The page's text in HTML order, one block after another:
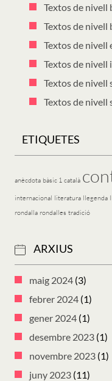
Textos de nivell
Textos de nivell
Textos de nivell
Textos de nivell
Textos de nivell
Textos de nivell
ETIQUETES
anècdota bàsic 1 català
internacional literatura llegenda
rondalla rondalles tradició
ARXIUS
maig 2024 (3)
febrer 2024 (1)
gener 2024 (1)
desembre 2023 (1)
novembre 2023 (1)
juny 2023 (11)